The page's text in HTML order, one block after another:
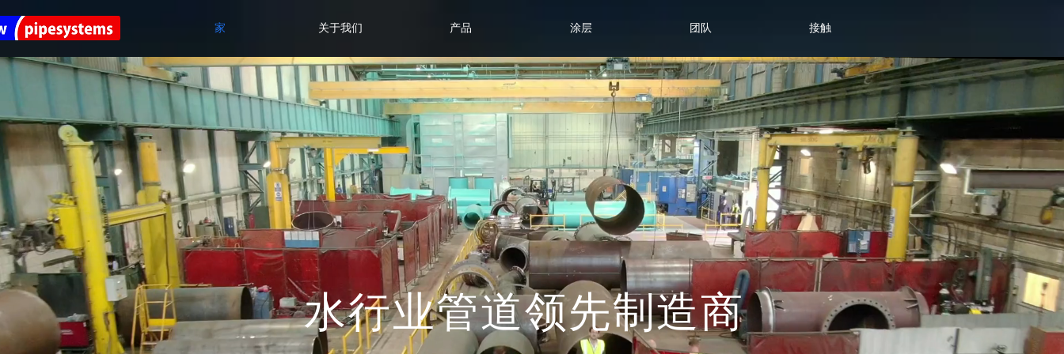
家 关于我们 产品 涂层 团队 接触
水行业管道领先制造商